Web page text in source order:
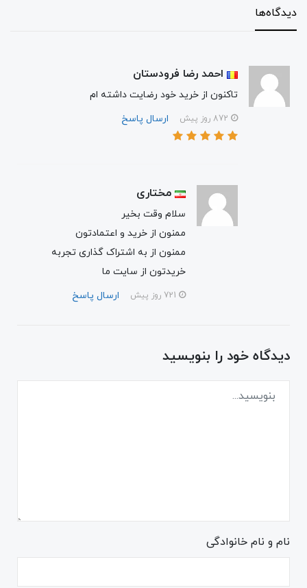
دیدگاه‌ها
احمد رضا فرودستان
تاکنون از خرید خود رضایت داشته ام
ارسال پاسخ
مختاری
سلام وقت بخیر
ممنون از خرید و اعتمادتون
ممنون از به اشتراک گذاری تجربه
خریدتون از سایت ما
ارسال پاسخ
دیدگاه خود را بنویسید
نام و نام خانوادگی